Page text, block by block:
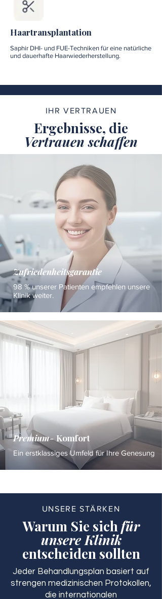
Haartransplantation
Saphir DHI- und FUE-Techniken für eine natürliche
und dauerhafte Haarwiederherstellung.
IHR VERTRAUEN
Ergebnisse, die
Vertrauen schaffen
Zufriedenheitsgarantie
98 % unserer Patienten empfehlen unsere
Klinik weiter.
Premium-Komfort
Ein erstklassiges Umfeld für Ihre Genesung
UNSERE STÄRKEN
Warum Sie sichfür
unsere Klinik
entscheiden sollten
Jeder Behandlungsplan basiert auf
strengen medizinischen Protokollen,
die internationalen